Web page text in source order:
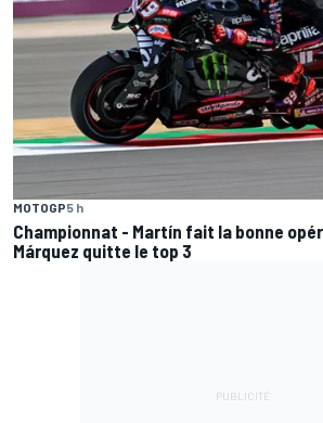
MOTOGP5 h
Championnat - Martín fait la bonne
Márquez quitte le top 3